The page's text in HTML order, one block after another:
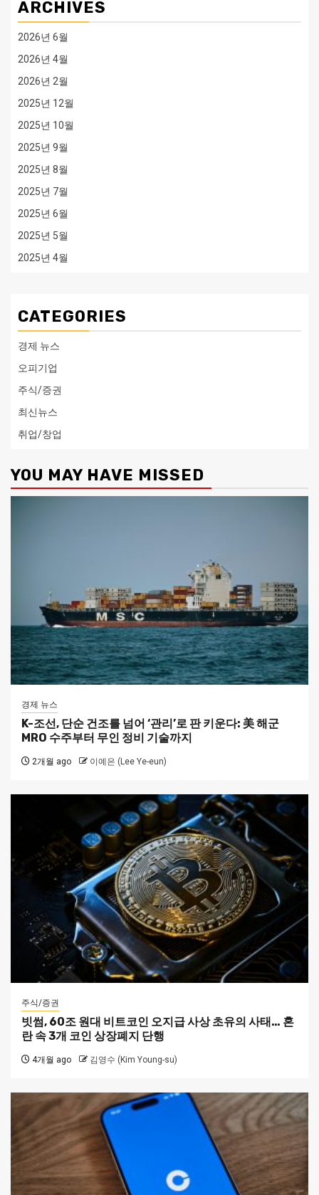
ARCHIVES
2026년 6월
2026년 4월
2026년 2월
2025년 12월
2025년 10월
2025년 9월
2025년 8월
2025년 7월
2025년 6월
2025년 5월
2025년 4월
CATEGORIES
경제 뉴스
오피기업
주식/증권
최신뉴스
취업/창업
YOU MAY HAVE MISSED
경제 뉴스
K-조선, 단순 건조를 넘어 ‘관리’로 판 키운다: 美 해군
MRO 수주부터 무인 정비 기술까지
2개월 ago 이예은 (Lee Ye-eun)
주식/증권
빗썸, 60조 원대 비트코인 오지급 사상 초유의 사태… 혼
란 속 3개 코인 상장폐지 단행
4개월 ago 김영수 (Kim Young-su)